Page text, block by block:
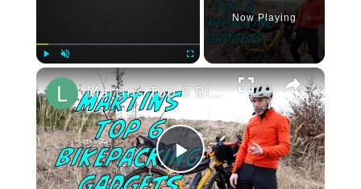
Now Playing
×
Play
Martins Top 6 Bikepacking Gadgets: Das beste Bikepacking Zubehör für sorgenfreie Radtouren